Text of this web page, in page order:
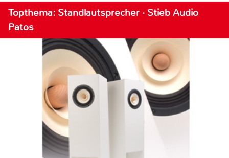
Topthema: Standlautsprecher · Stieb Audio
Patos